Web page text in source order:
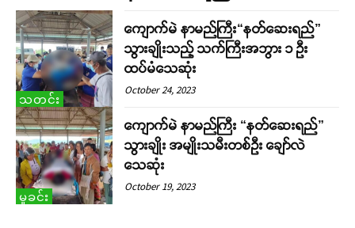
သတင်း
ကျောက်မဲ နာမည်ကြီး“နတ်ဆေးရည်”
သွားချိုးသည့် သက်ကြီးအဘွား ၁ ဦး
ထပ်မံသေဆုံး
October 24, 2023
မှုခင်း
ကျောက်မဲ နာမည်ကြီး “နတ်ဆေးရည်”
သွားချိုး အမျိုးသမီးတစ်ဦး ချော်လဲ
သေဆုံး
October 19, 2023